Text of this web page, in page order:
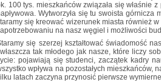
100 tys. mieszkańców związała się właśnie
Wytworzyła się tu swoista
się kreować wizerunek miasta również
na nasz węgiel i możliwości
się szerzej kształtować świadomość
tak młodego jak nasze, które liczy
pojawiają się studenci, zaczątek kadry
wpływa na pozostałych
latach zaczyna przynosić pierwsze